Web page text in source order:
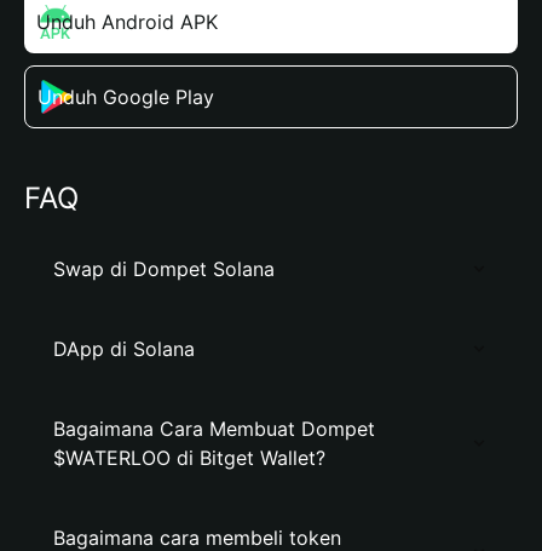
Unduh Android APK
Unduh Google Play
FAQ
Swap di Dompet Solana
DApp di Solana
Bagaimana Cara Membuat Dompet
$WATERLOO di Bitget Wallet?
Bagaimana cara membeli token